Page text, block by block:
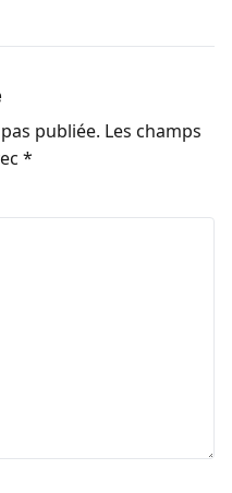
publiée. Les champs
*